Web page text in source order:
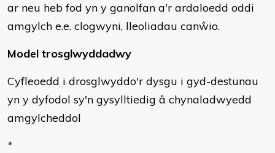
ar neu heb fod yn y ganolfan a'r ardaloedd oddi
amgylch e.e. clogwyni, lleoliadau canŵio.
Model trosglwyddadwy
Cyfleoedd i drosglwyddo'r dysgu i gyd-destunau
yn y dyfodol sy'n gysylltiedig â chynaladwyedd
amgylcheddol
*